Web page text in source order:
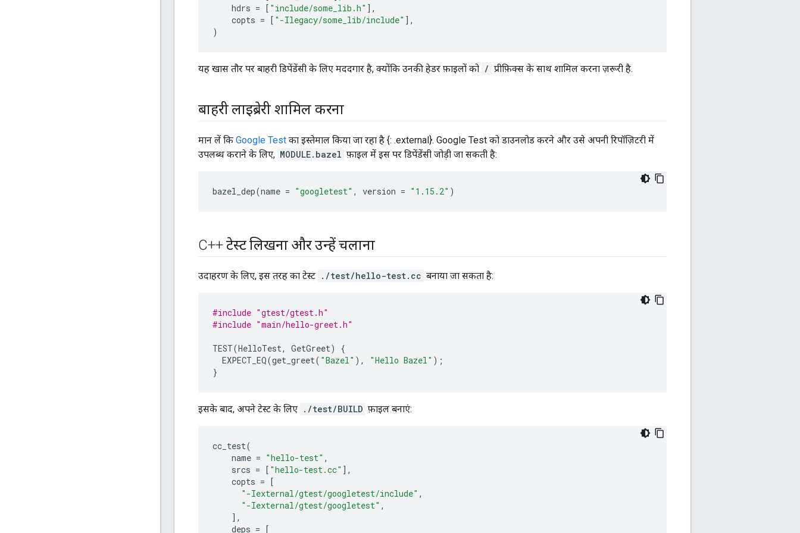
hdrs = [ "include/some_lib.h" ],
copts = [ "-Ilegacy/some_lib/include" ],
)
यह खास तौर पर बाहरी डिपेंडेंसी के लिए मददगार है, क्योंकि उनकी हेडर फ़ाइलों को / प्रीफ़िक्स के साथ शामिल करना ज़रूरी है.
बाहरी लाइब्रेरी शामिल करना
मान लें कि Google Test का इस्तेमाल किया जा रहा है {: .external}. Google Test को डाउनलोड करने और उसे अपनी रिपॉज़िटरी में
उपलब्ध कराने के लिए, MODULE.bazel फ़ाइल में इस पर डिपेंडेंसी जोड़ी जा सकती है:
bazel_dep(name = "googletest" , version = "1.15.2" )
C++ टेस्ट लिखना और उन्हें चलाना
उदाहरण के लिए, इस तरह का टेस्ट ./test/hello-test.cc बनाया जा सकता है:
#include "gtest/gtest.h"
#include "main/hello-greet.h"
TEST(HelloTest, GetGreet)
{
EXPECT_EQ(get_greet( "Bazel" ), "Hello Bazel" );
}
इसके बाद, अपने टेस्ट के लिए ./test/BUILD फ़ाइल बनाएं:
cc_test(
name = "hello-test" ,
srcs = [ "hello-test.cc" ],
copts = [
"-Iexternal/gtest/googletest/include" ,
"-Iexternal/gtest/googletest" ,
],
deps = [